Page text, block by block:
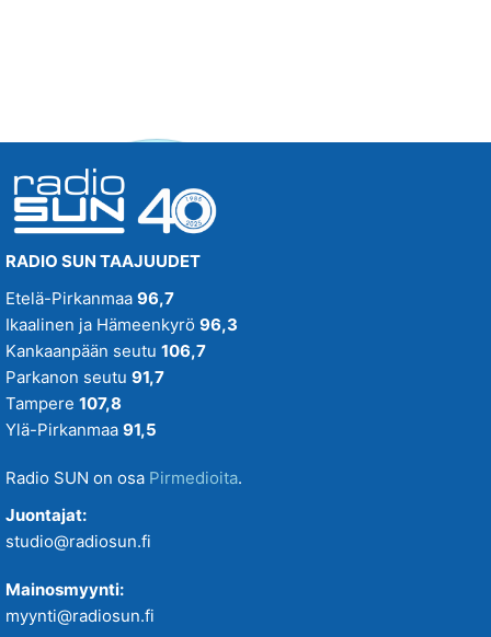
RADIO SUN TAAJUUDET
Etelä-Pirkanmaa 96,7
Ikaalinen ja Hämeenkyrö 96,3
Kankaanpään seutu 106,7
Parkanon seutu 91,7
Tampere 107,8
Ylä-Pirkanmaa 91,5
Radio SUN on osa Pirmedioita.
Juontajat:
studio@radiosun.fi
Mainosmyynti:
myynti@radiosun.fi